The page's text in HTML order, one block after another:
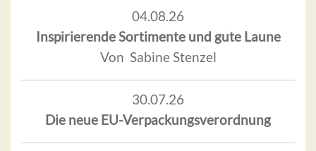
04.08.26
Inspirierende Sortimente und gute Laune
Von Sabine Stenzel
30.07.26
Die neue EU-Verpackungsverordnung